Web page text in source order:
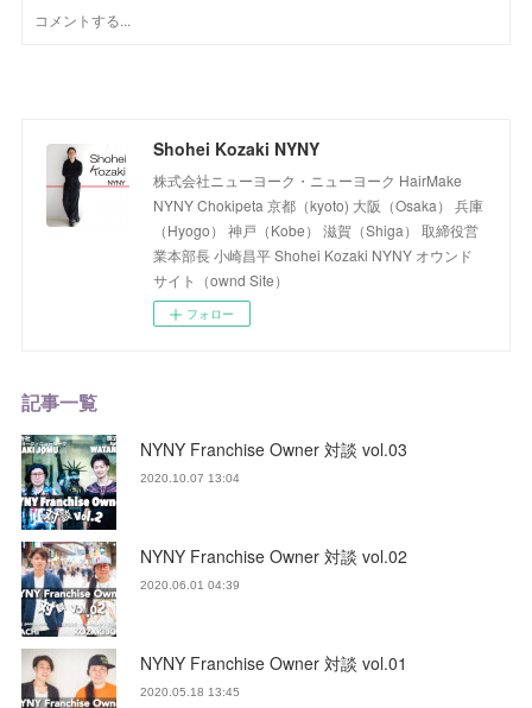
Shohei Kozaki NYNY
株式会社ニューヨーク・ニューヨーク HairMake
NYNY Chokipeta 京都（kyoto) 大阪（Osaka） 兵庫
（Hyogo） 神戸（Kobe） 滋賀（Shiga） 取締役営
業本部長 小崎昌平 Shohei Kozaki NYNY オウンド
サイト（ownd Site）
フォロー
記事一覧
NYNY Franchise Owner 対談 vol.03
2020.10.07 13:04
NYNY Franchise Owner 対談 vol.02
2020.06.01 04:39
NYNY Franchise Owner 対談 vol.01
2020.05.18 13:45